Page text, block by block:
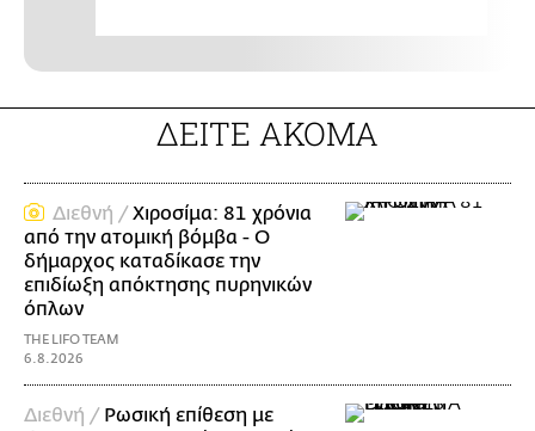
ΔΕΙΤΕ ΑΚΟΜΑ
Διεθνή /Χιροσίμα: 81 χρόνια
από την ατομική βόμβα - Ο
δήμαρχος καταδίκασε την
επιδίωξη απόκτησης πυρηνικών
όπλων
THE LIFO TEAM
6.8.2026
Διεθνή / Ρωσική επίθεση με